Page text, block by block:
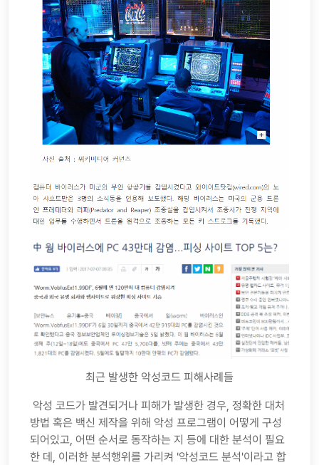
최근 발생한 악성코드 피해사례들
악성 코드가 발견되거나 피해가 발생한 경우, 정확한 대처
방법 혹은 백신 제작을 위해 악성 프로그램이 어떻게 구성
되어있고, 어떤 순서로 동작하는 지 등에 대한 분석이 필요
한 데, 이러한 분석행위를 가리켜 '악성코드 분석'이라고 합